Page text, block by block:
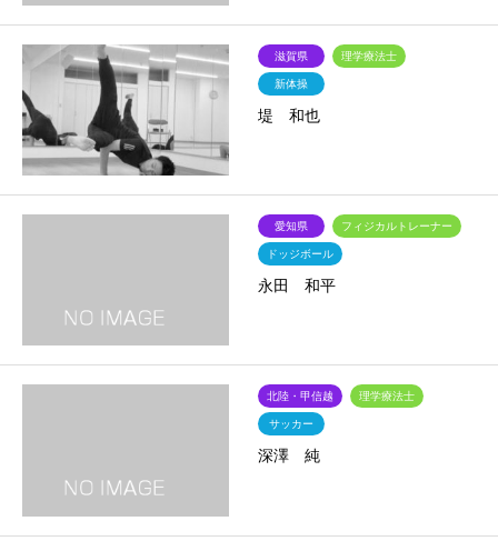
滋賀県 理学療法士
新体操
堤 和也
愛知県 フィジカルトレーナー
ドッジボール
永田 和平
北陸・甲信越 理学療法士
サッカー
深澤 純